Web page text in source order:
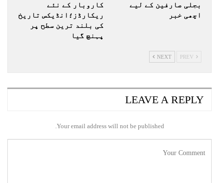
بجلی صارفین کے لیے
اچھی خبر
کاروبار کے نئے
ریکارڈز؛انڈیکس تاریخ
کی بلند ترین سطح پر
پہنچ گیا
NEXT
LEAVE A REPLY
Your email address will not be published.